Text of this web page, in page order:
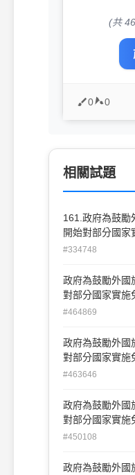
(共
0 0
相關試題
161.政府為鼓勵
開始對部分國家
82年1月1日
#334748
政府為鼓勵外國
對部分國家實施
年 1 月 1 日 (B)
#464869
政府為鼓勵外國
對部分國家實施
年 1 月 1 日 (B)
#463646
政府為鼓勵外國
對部分國家實施
年 1 月 1 日 (B)
#450108
政府為鼓勵外國